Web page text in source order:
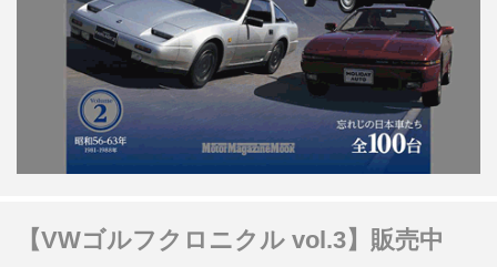
【VWゴルフクロニクル vol.3】販売中